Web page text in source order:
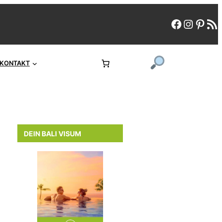
facebook
KONTAKT
DEIN BALI VISUM